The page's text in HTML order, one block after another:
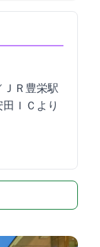
Ｒ豊栄駅
ＩＣより